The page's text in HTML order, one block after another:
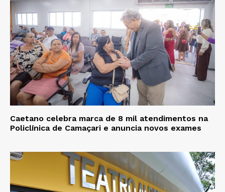
Caetano celebra marca de 8 mil atendimentos na
Policlínica de Camaçari e anuncia novos exames